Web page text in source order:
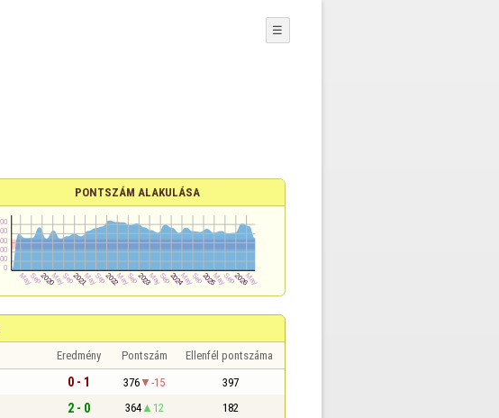
☰
PONTSZÁM ALAKULÁSA
Eredmény Pontszám Ellenfél pontszáma
0 - 1 376 -15 397
2 - 0 364 12 182